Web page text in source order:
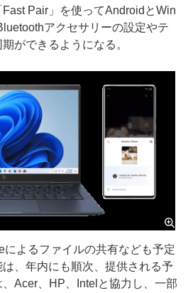
Pair」を使ってAndroidとWin
アクセサリーの設定やテ
ができるようになる。
よるファイルの共有なども予定
、年内にも順次、提供される予
Acer、HP、Intelと協力し、一部